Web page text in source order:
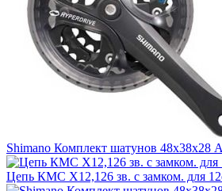
Shimano Комплект шатунов 48х38х28
Цепь КМС X12,126 зв. с замком. для